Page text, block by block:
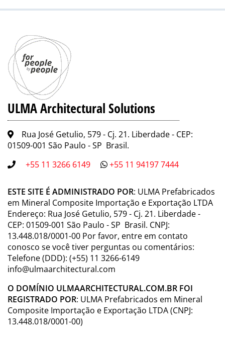
ULMA Architectural Solutions
Rua José Getulio, 579 - Cj. 21. Liberdade - CEP:
01509-001 São Paulo - SP Brasil.
+55 11 3266 6149
+55 11 94197 7444
ESTE SITE É ADMINISTRADO POR: ULMA Prefabricados
em Mineral Composite Importação e Exportação LTDA
Endereço: Rua José Getulio, 579 - Cj. 21. Liberdade -
CEP: 01509-001 São Paulo - SP Brasil. CNPJ:
13.448.018/0001-00 Por favor, entre em contato
conosco se você tiver perguntas ou comentários:
Telefone (DDD): (+55) 11 3266-6149
info@ulmaarchitectural.com
O DOMÍNIO ULMAARCHITECTURAL.COM.BR FOI
REGISTRADO POR: ULMA Prefabricados em Mineral
Composite Importação e Exportação LTDA (CNPJ:
13.448.018/0001-00)